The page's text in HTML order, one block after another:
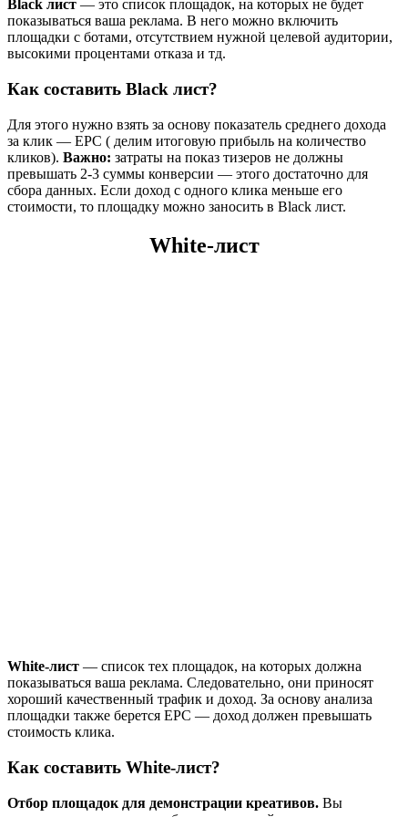
Black лист — это список площадок, на которых не будет
показываться ваша реклама. В него можно включить
площадки с ботами, отсутствием нужной целевой аудитории,
высокими процентами отказа и тд.
Как составить Black лист?
Для этого нужно взять за основу показатель среднего дохода
за клик — EPC ( делим итоговую прибыль на количество
кликов). Важно: затраты на показ тизеров не должны
превышать 2-3 суммы конверсии — этого достаточно для
сбора данных. Если доход с одного клика меньше его
стоимости, то площадку можно заносить в Black лист.
White-лист
White-лист — список тех площадок, на которых должна
показываться ваша реклама. Следовательно, они приносят
хороший качественный трафик и доход. За основу анализа
площадки также берется EPC — доход должен превышать
стоимость клика.
Как составить White-лист?
Отбор площадок для демонстрации креативов. Вы